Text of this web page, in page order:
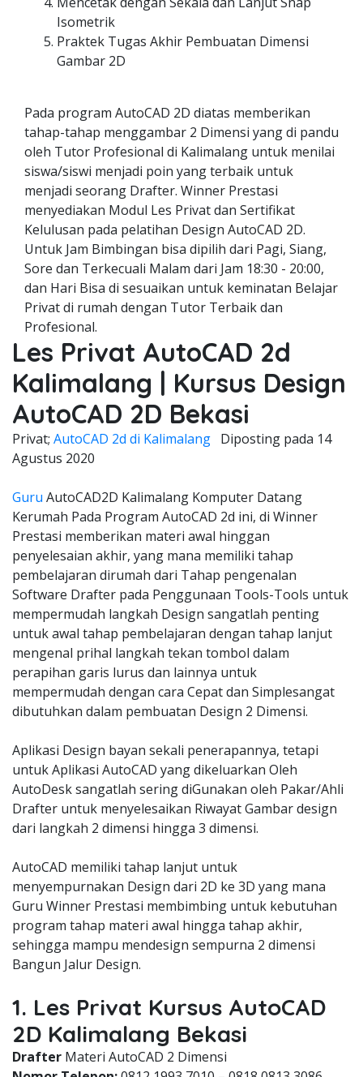
Isometrik
Praktek Tugas Akhir Pembuatan Dimensi
Gambar 2D
Pada program AutoCAD 2D diatas memberikan
tahap-tahap menggambar 2 Dimensi yang di pandu
oleh Tutor Profesional di Kalimalang untuk menilai
siswa/siswi menjadi poin yang terbaik untuk
menjadi seorang Drafter. Winner Prestasi
menyediakan Modul Les Privat dan Sertifikat
Kelulusan pada pelatihan Design AutoCAD 2D.
Untuk Jam Bimbingan bisa dipilih dari Pagi, Siang,
Sore dan Terkecuali Malam dari Jam 18:30 - 20:00,
dan Hari Bisa di sesuaikan untuk keminatan Belajar
Privat di rumah dengan Tutor Terbaik dan
Profesional.
Les Privat AutoCAD 2d
Kalimalang | Kursus Design
AutoCAD 2D Bekasi
Privat; AutoCAD 2d di Kalimalang Diposting pada 14
Agustus 2020
Guru AutoCAD2D Kalimalang Komputer Datang
Kerumah Pada Program AutoCAD 2d ini, di Winner
Prestasi memberikan materi awal hinggan
penyelesaian akhir, yang mana memiliki tahap
pembelajaran dirumah dari Tahap pengenalan
Software Drafter pada Penggunaan Tools-Tools untuk
mempermudah langkah Design sangatlah penting
untuk awal tahap pembelajaran dengan tahap lanjut
mengenal prihal langkah tekan tombol dalam
perapihan garis lurus dan lainnya untuk
mempermudah dengan cara Cepat dan Simplesangat
dibutuhkan dalam pembuatan Design 2 Dimensi.
Aplikasi Design bayan sekali penerapannya, tetapi
untuk Aplikasi AutoCAD yang dikeluarkan Oleh
AutoDesk sangatlah sering diGunakan oleh Pakar/Ahli
Drafter untuk menyelesaikan Riwayat Gambar design
dari langkah 2 dimensi hingga 3 dimensi.
AutoCAD memiliki tahap lanjut untuk
menyempurnakan Design dari 2D ke 3D yang mana
Guru Winner Prestasi membimbing untuk kebutuhan
program tahap materi awal hingga tahap akhir,
sehingga mampu mendesign sempurna 2 dimensi
Bangun Jalur Design.
1. Les Privat Kursus AutoCAD
2D Kalimalang Bekasi
Drafter Materi AutoCAD 2 Dimensi